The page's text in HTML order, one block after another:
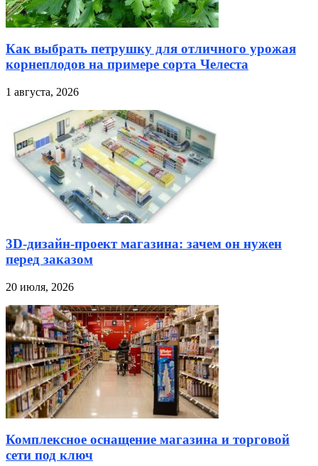
Как выбрать петрушку для отличного урожая
корнеплодов на примере сорта Челеста
1 августа, 2026
3D-дизайн-проект магазина: зачем он нужен
перед заказом
20 июля, 2026
Комплексное оснащение магазина и торговой
сети под ключ